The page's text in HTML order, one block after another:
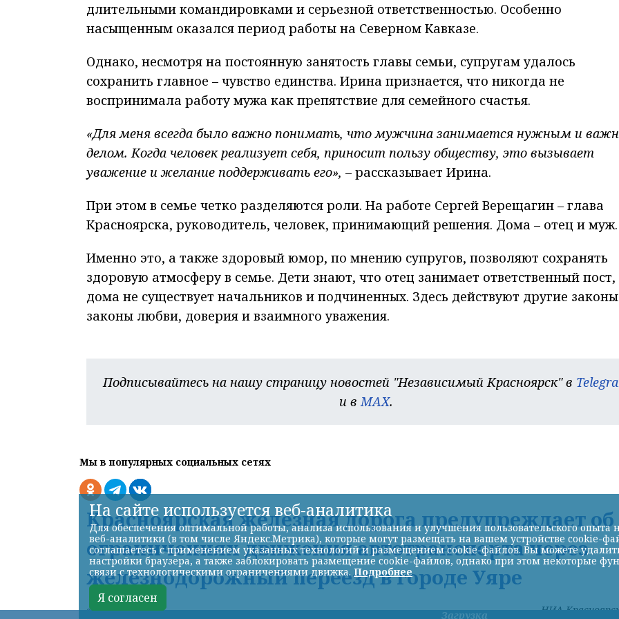
длительными командировками и серьезной ответственностью. Особенно
насыщенным оказался период работы на Северном Кавказе.
Однако, несмотря на постоянную занятость главы семьи, супругам удалось
сохранить главное – чувство единства. Ирина признается, что никогда не
воспринимала работу мужа как препятствие для семейного счастья.
«Для меня всегда было важно понимать, что мужчина занимается нужным и
делом. Когда человек реализует себя, приносит пользу обществу, это вызывает
уважение и желание поддерживать его», – рассказывает Ирина.
При этом в семье четко разделяются роли. На работе Сергей Верещагин – глава
Красноярска, руководитель, человек, принимающий решения. Дома – отец и муж.
Именно это, а также здоровый юмор, по мнению супругов, позволяют сохранять
здоровую атмосферу в семье. Дети знают, что отец занимает ответственный пост,
дома не существует начальников и подчиненных. Здесь действуют другие
законы любви, доверия и взаимного уважения.
Подписывайтесь на нашу страницу новостей "Независимый Красноярск" в
и вMAX.
Мы в популярных социальных сетях
Красноярская железная дорога предупреждает об
ограничениях движения автотранспорта через
железнодорожный переезд в городе Уяре
07.08.2026 15:40 НИА-
На сайте используется веб-аналитика
Для обеспечения оптимальной работы, анализа использования и улучшения пользовательского опыта
веб-аналитики (в том числе Яндекс.Метрика), которые могут размещать на вашем устройстве cookie-
соглашаетесь с применением указанных технологий и размещением cookie-файлов. Вы можете
настройки браузера, а также заблокировать размещение cookie-файлов, однако при этом некоторые
связи с технологическими ограничениями движка. Подробнее
Я согласен